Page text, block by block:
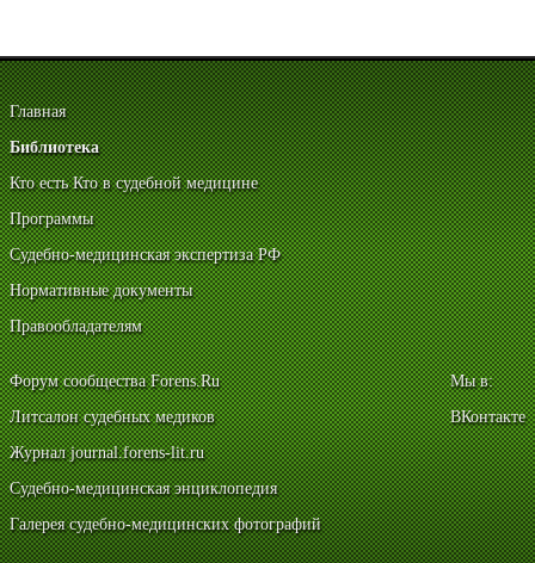
Главная
Библиотека
Кто есть Кто в судебной медицине
Программы
Судебно-медицинская экспертиза РФ
Нормативные документы
Правообладателям
Форум сообщества Forens.Ru
Литсалон судебных медиков
Журнал journal.forens-lit.ru
Судебно-медицинская энциклопедия
Галерея судебно-медицинских фотографий
Мы в:
ВКонтакте